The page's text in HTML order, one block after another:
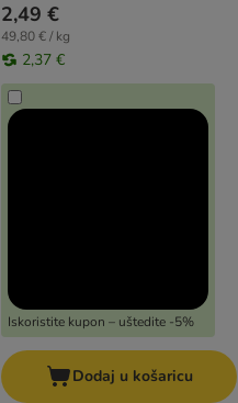
2,49 €
49,80 € / kg
2,37 €
Iskoristite kupon – uštedite -5%
Dodaj u košaricu